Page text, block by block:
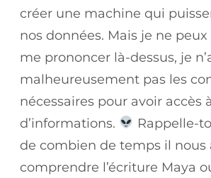
créer une machine qui
nos données. Mais je ne
me prononcer là-dessus, je
malheureusement pas les
nécessaires pour avoir accès
d’informations.
Rappelle-
de combien de temps il nous
comprendre l’écriture Maya